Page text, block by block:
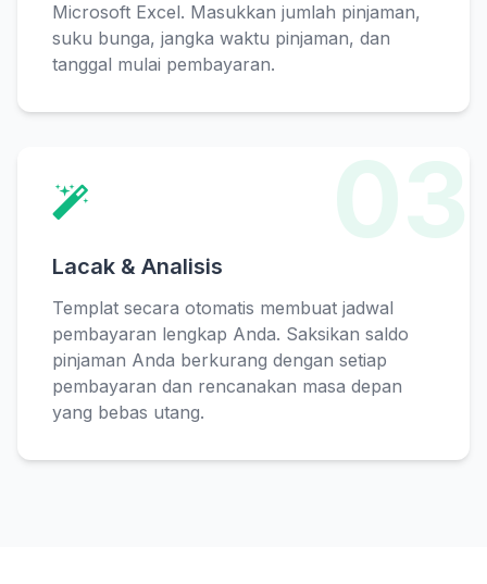
Microsoft Excel. Masukkan jumlah pinjaman,
suku bunga, jangka waktu pinjaman, dan
tanggal mulai pembayaran.
03
Lacak & Analisis
Templat secara otomatis membuat jadwal
pembayaran lengkap Anda. Saksikan saldo
pinjaman Anda berkurang dengan setiap
pembayaran dan rencanakan masa depan
yang bebas utang.